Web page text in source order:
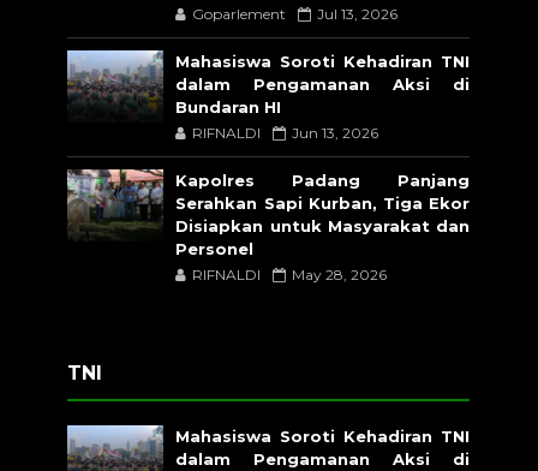
Goparlement Jul 13, 2026
Mahasiswa Soroti Kehadiran TNI
dalam Pengamanan Aksi di
Bundaran HI
RIFNALDI Jun 13, 2026
Kapolres Padang Panjang
Serahkan Sapi Kurban, Tiga Ekor
Disiapkan untuk Masyarakat dan
Personel
RIFNALDI May 28, 2026
TNI
Mahasiswa Soroti Kehadiran TNI
dalam Pengamanan Aksi di